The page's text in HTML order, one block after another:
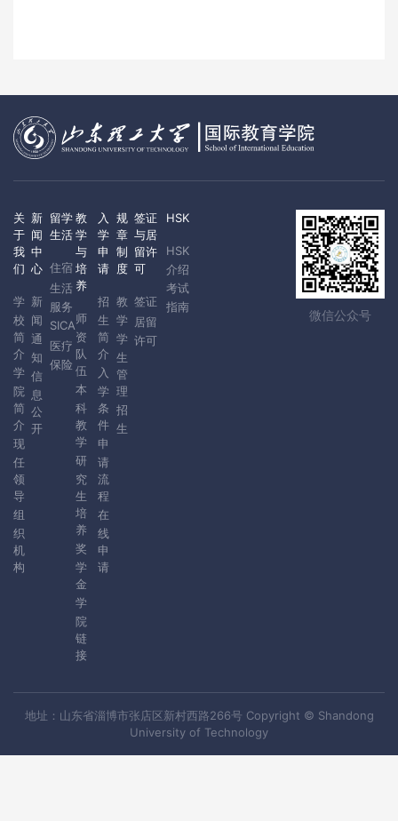
关
于
我
们
学
校
简
介
学
院
简
介
现
任
领
导
组
织
机
构
新
闻
中
心
新
闻
通
知
信
息
公
开
留学
生活
住宿
生活
服务
SICA
医疗
保险
教
学
与
培
养
师
资
队
伍
本
科
教
学
研
究
生
培
养
奖
学
金
学
院
链
接
入
学
申
请
招
生
简
介
入
学
条
件
申
请
流
程
在
线
申
请
规
章
制
度
教
学
学
生
管
理
招
生
签证
与居
留许
可
签证
居留
许可
HSK
HSK
介绍
考试
指南
微信公众号
地址：山东省淄博市张店区新村西路266号 Copyright © Shandong
University of Technology